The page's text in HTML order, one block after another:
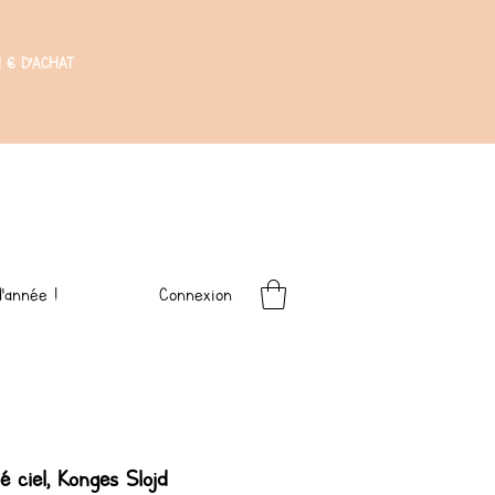
D'ACHAT
! Connexion
ciel, Konges Slojd